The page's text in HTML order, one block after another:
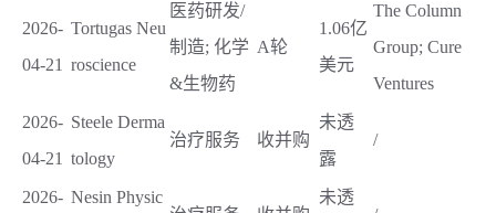
2026-
04-21
Tortugas Neu
roscience
医药研发/
制造; 化学
&生物药
A轮
1.06亿
美元
The Column
Group; Cure
Ventures
2026-
04-21
Steele Derma
tology
治疗服务 收并购
未透
露
/
2026- Nesin Physic
未透